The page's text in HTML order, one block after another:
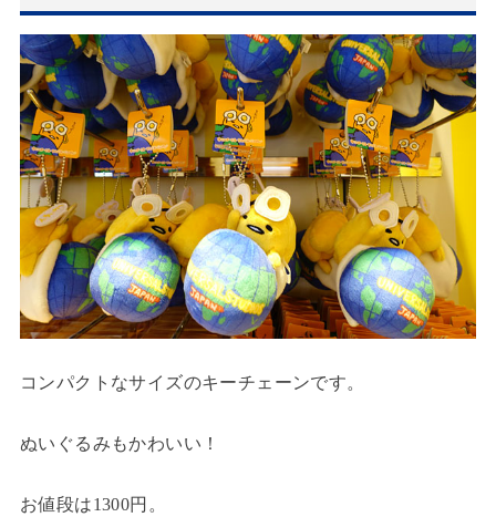
コンパクトなサイズのキーチェーンです。
ぬいぐるみもかわいい！
お値段は1300円。